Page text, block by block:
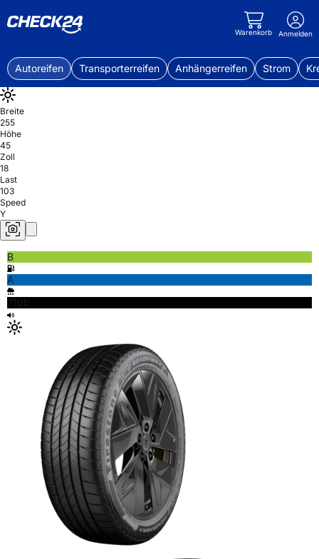
Warenkorb Anmelden
Autoreifen Transporterreifen Anhängerreifen Strom
Breite
255
Höhe
45
Zoll
18
Last
103
Speed
Y
B
A
71db